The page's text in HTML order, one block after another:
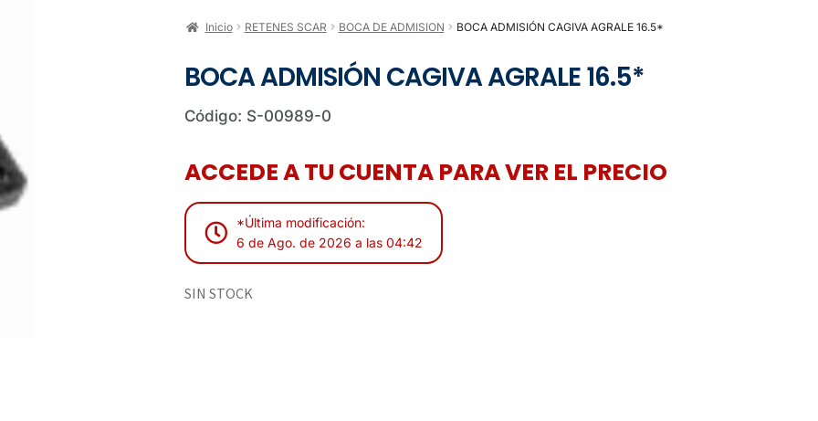
Inicio RETENES SCAR BOCA DE ADMISION BOCA ADMISIÓN CAGIVA AGRALE 16.5*
BOCA ADMISIÓN CAGIVA AGRALE 16.5*
Código: S-00989-0
ACCEDE A TU CUENTA PARA VER EL PRECIO
*Última modificación:
6 de Ago. de 2026 a las 04:42
SIN STOCK